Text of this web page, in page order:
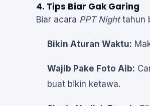
4. Tips Biar Gak Garing
Biar acara PPT Nighttahun
Bikin Aturan Waktu:
Wajib Pake Foto Aib:
buat bikin ketawa.